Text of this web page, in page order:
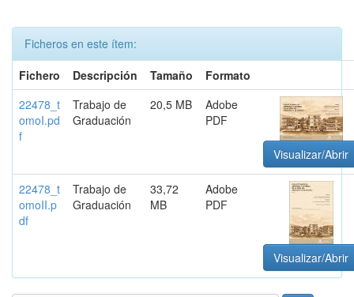
Ficheros en este ítem:
Fichero
Descripción Tamaño
Formato
22478_t
omoI.pd
f
Trabajo de
Graduación
20,5 MB
Adobe
PDF
Visualizar/Abrir
22478_t
omoII.p
df
Trabajo de
Graduación
33,72
MB
Adobe
PDF
Visualizar/Abrir